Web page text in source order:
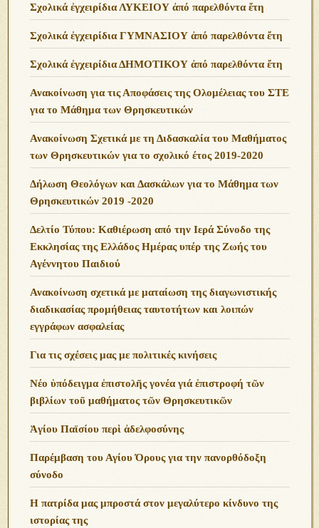
Σχολικά ἐγχειρίδια ΛΥΚΕΙΟΥ ἀπό παρελθόντα ἔτη
Σχολικά ἐγχειρίδια ΓΥΜΝΑΣΙΟΥ ἀπό παρελθόντα ἔτη
Σχολικά ἐγχειρίδια ΔΗΜΟΤΙΚΟΥ ἀπό παρελθόντα ἔτη
Ανακοίνωση για τις Αποφάσεις της Ολομέλειας του ΣΤΕ
για το Μάθημα των Θρησκευτικών
Ανακοίνωση Σχετικά με τη Διδασκαλία του Μαθήματος
των Θρησκευτικών για το σχολικό έτος 2019-2020
Δήλωση Θεολόγων και Δασκάλων για το Μάθημα των
Θρησκευτικών 2019 -2020
Δελτίο Τύπου: Καθιέρωση από την Ιερά Σύνοδο της
Εκκλησίας της Ελλάδος Ημέρας υπέρ της Ζωής του
Αγέννητου Παιδιού
Ανακοίνωση σχετικά με ματαίωση της διαγωνιστικής
διαδικασίας προμήθειας ταυτοτήτων και λοιπών
εγγράφων ασφαλείας
Για τις σχέσεις μας με πολιτικές κινήσεις
Νέο ὑπόδειγμα ἐπιστολῆς γονέα γιά ἐπιστροφή τῶν
βιβλίων τοῦ μαθήματος τῶν Θρησκευτικῶν
Ἁγίου Παϊσίου περὶ ἀδελφοσύνης
Παρέμβαση του Αγίου Όρους για την πανορθόδοξη
σύνοδο
Η πατρίδα μας μπροστά στον μεγαλύτερο κίνδυνο της
ιστορίας της